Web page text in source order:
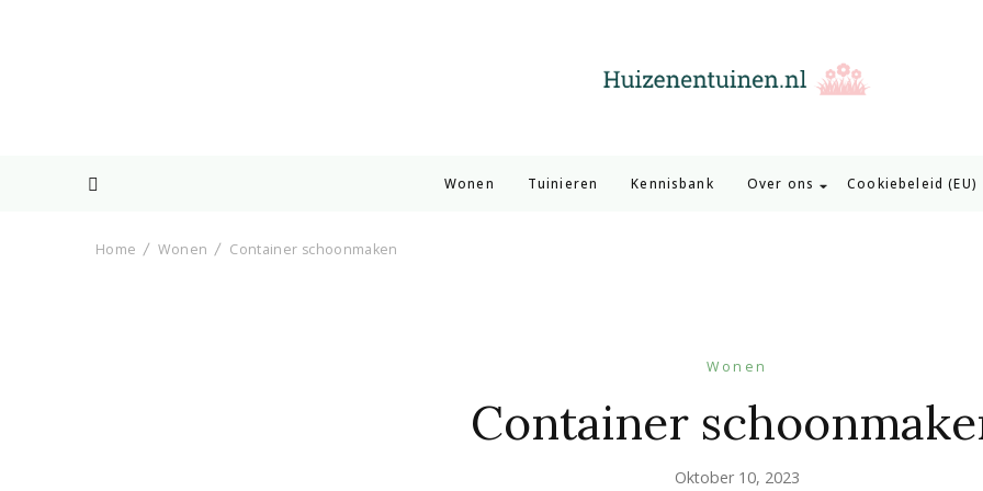
Wonen Tuinieren Kennisbank Over ons Cookiebeleid (EU)
Home Wonen Container schoonmaken
Wonen
Container
Oktober 10, 2023